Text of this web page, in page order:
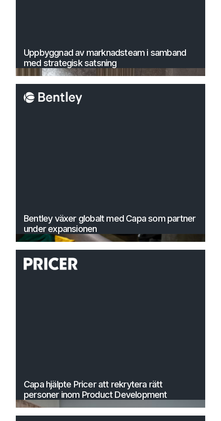
Uppbyggnad av marknadsteam i samband
med strategisk satsning
Bentley växer globalt med Capa som partner
under expansionen
Capa hjälpte Pricer att rekrytera rätt
personer inom Product Development